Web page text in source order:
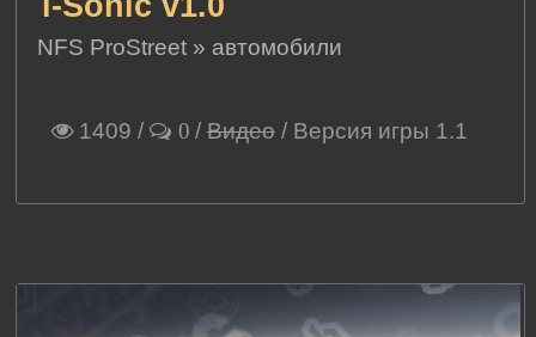
NFS ProStreet » автомобили
1409 / 0 /Видео/ Версия игры 1.1